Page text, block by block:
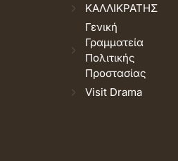
ΚΑΛΛΙΚΡΑΤΗΣ
Γενική
Γραμματεία
Πολιτικής
Προστασίας
Visit Drama